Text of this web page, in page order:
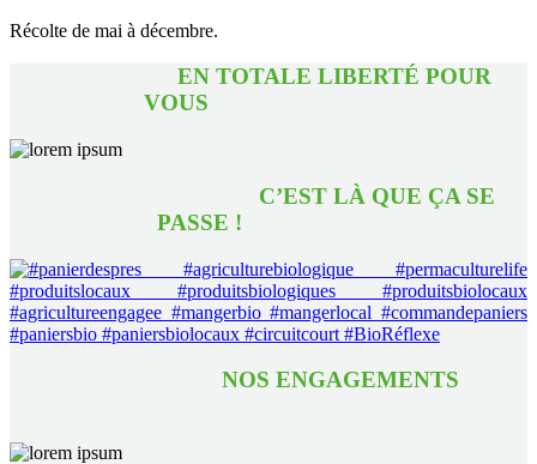
Récolte de mai à décembre.
EN TOTALE LIBERTÉ POUR
VOUS
C’EST LÀ QUE ÇA SE
PASSE !
NOS ENGAGEMENTS